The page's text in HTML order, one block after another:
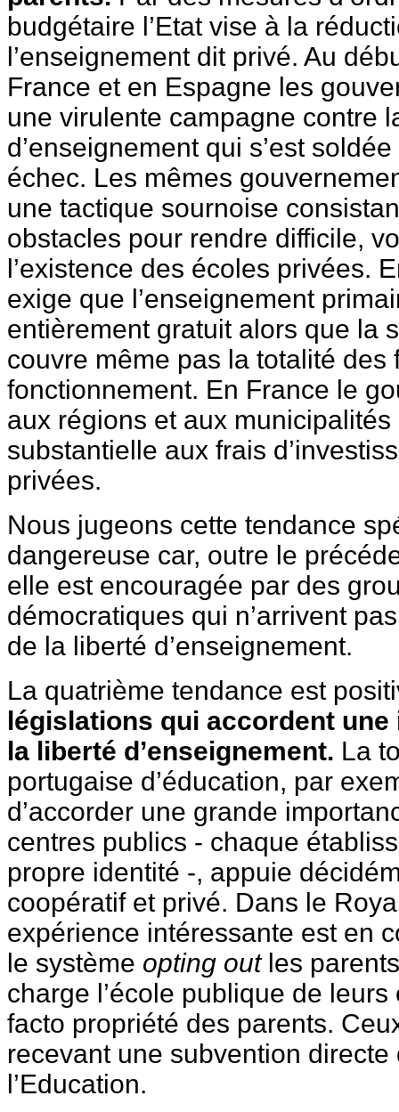
budgétaire l’Etat vise à la
l’enseignement dit privé. Au
France et en Espagne les
une virulente campagne contre
d’enseignement qui s’est
échec. Les mêmes
une tactique sournoise
obstacles pour rendre difficile,
l’existence des écoles privées.
exige que l’enseignement
entièrement gratuit alors que la
couvre même pas la totalité des
fonctionnement. En France le
aux régions et aux
substantielle aux frais
privées.
Nous jugeons cette tendance
dangereuse car, outre le
elle est encouragée par des
démocratiques qui n’arrivent
de la liberté d’enseignement.
La quatrième tendance est
législations qui accordent
la liberté d’enseignement. La
portugaise d’éducation, par
d’accorder une grande
centres publics - chaque
propre identité -, appuie
coopératif et privé. Dans le
expérience intéressante est en
le système opting outles
charge l’école publique de
facto propriété des parents.
recevant une subvention
l’Education.